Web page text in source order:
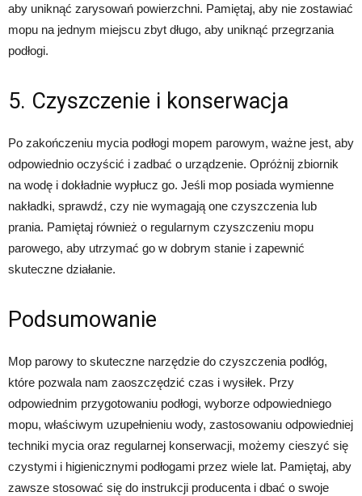
aby uniknąć zarysowań powierzchni. Pamiętaj, aby nie zostawiać
mopu na jednym miejscu zbyt długo, aby uniknąć przegrzania
podłogi.
5. Czyszczenie i konserwacja
Po zakończeniu mycia podłogi mopem parowym, ważne jest, aby
odpowiednio oczyścić i zadbać o urządzenie. Opróżnij zbiornik
na wodę i dokładnie wypłucz go. Jeśli mop posiada wymienne
nakładki, sprawdź, czy nie wymagają one czyszczenia lub
prania. Pamiętaj również o regularnym czyszczeniu mopu
parowego, aby utrzymać go w dobrym stanie i zapewnić
skuteczne działanie.
Podsumowanie
Mop parowy to skuteczne narzędzie do czyszczenia podłóg,
które pozwala nam zaoszczędzić czas i wysiłek. Przy
odpowiednim przygotowaniu podłogi, wyborze odpowiedniego
mopu, właściwym uzupełnieniu wody, zastosowaniu odpowiedniej
techniki mycia oraz regularnej konserwacji, możemy cieszyć się
czystymi i higienicznymi podłogami przez wiele lat. Pamiętaj, aby
zawsze stosować się do instrukcji producenta i dbać o swoje